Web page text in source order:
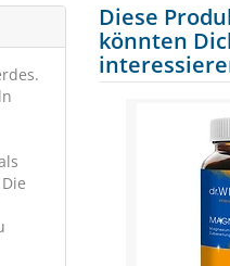
Diese
könnten